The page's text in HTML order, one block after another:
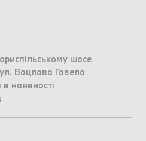
шосе
Вацлава Гавела
в наявності